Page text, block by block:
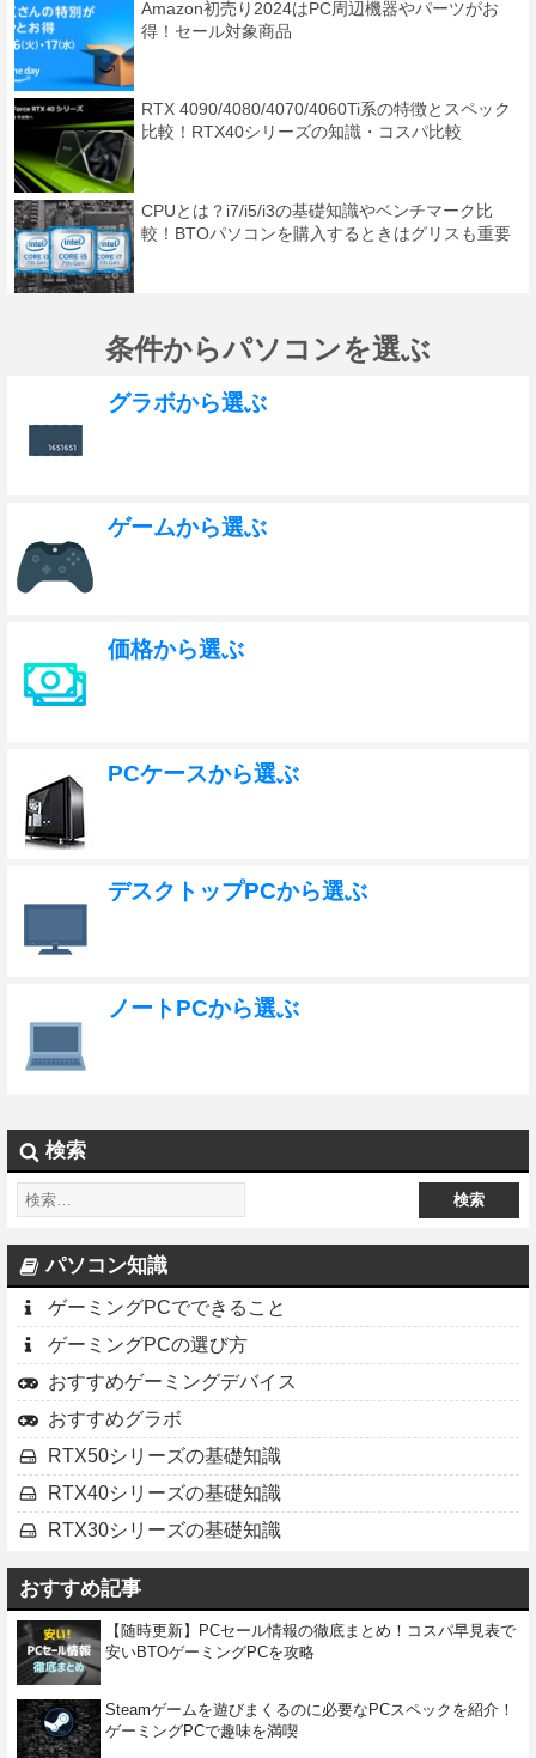
Amazon初売り2024はPC周辺機器やパーツがお
得！セール対象商品
RTX 4090/4080/4070/4060Ti系の特徴とスペック
比較！RTX40シリーズの知識・コスパ比較
CPUとは？i7/i5/i3の基礎知識やベンチマーク比
較！BTOパソコンを購入するときはグリスも重要
条件からパソコンを選ぶ
グラボから選ぶ
ゲームから選ぶ
価格から選ぶ
PCケースから選ぶ
デスクトップPCから選ぶ
ノートPCから選ぶ
検索
パソコン知識
ゲーミングPCでできること
ゲーミングPCの選び方
おすすめゲーミングデバイス
おすすめグラボ
RTX50シリーズの基礎知識
RTX40シリーズの基礎知識
RTX30シリーズの基礎知識
おすすめ記事
【随時更新】PCセール情報の徹底まとめ！コスパ早見表で
安いBTOゲーミングPCを攻略
Steamゲームを遊びまくるのに必要なPCスペックを紹介！
ゲーミングPCで趣味を満喫